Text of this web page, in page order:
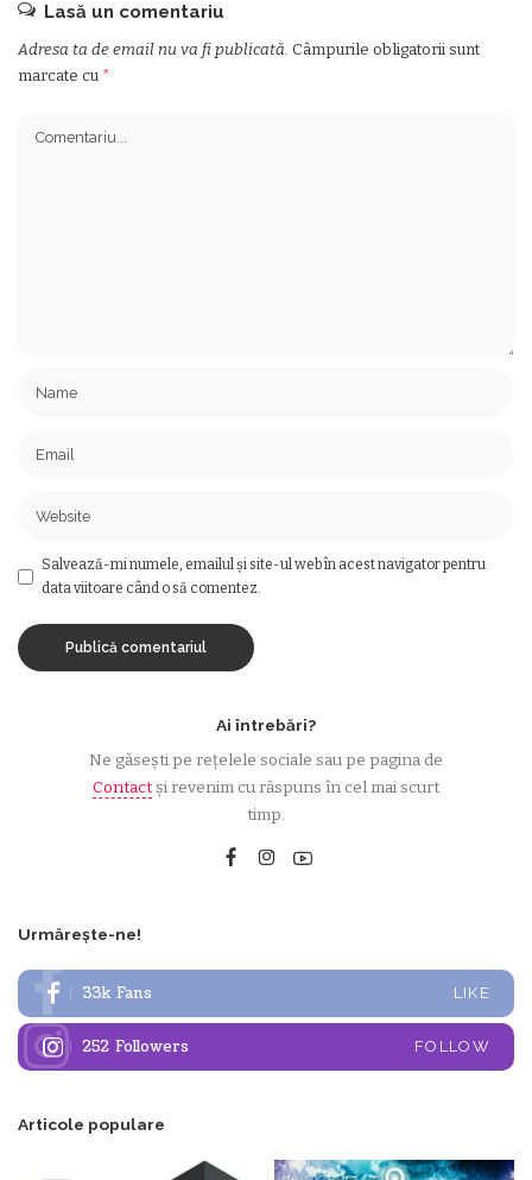
Lasă un comentariu
Adresa ta de email nu va fi publicată. Câmpurile obligatorii sunt
marcate cu *
Salvează-mi numele, emailul și site-ul web în acest navigator pentru
data viitoare când o să comentez.
Ai întrebări?
Ne găsești pe rețelele sociale sau pe pagina de
Contactși revenim cu răspuns în cel mai scurt
timp.
Urmărește-ne!
33k Fans LIKE
252 Followers FOLLOW
Articole populare